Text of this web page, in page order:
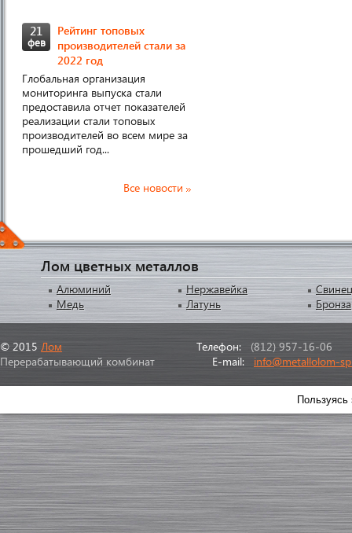
21
фев
Рейтинг топовых
производителей стали за
2022 год
Глобальная организация
мониторинга выпуска стали
предоставила отчет показателей
реализации стали топовых
производителей во всем мире за
прошедший год...
Все новости
Лом цветных металлов
Алюминий
Медь
Нержавейка
Латунь
Свинец
Бронза
© 2015 Лом
Перерабатывающий комбинат
Телефон: (812) 957-16-06
E-mail: info@metallolom-